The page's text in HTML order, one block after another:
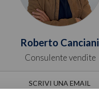
Roberto Canciani
Consulente vendite
SCRIVI UNA EMAIL